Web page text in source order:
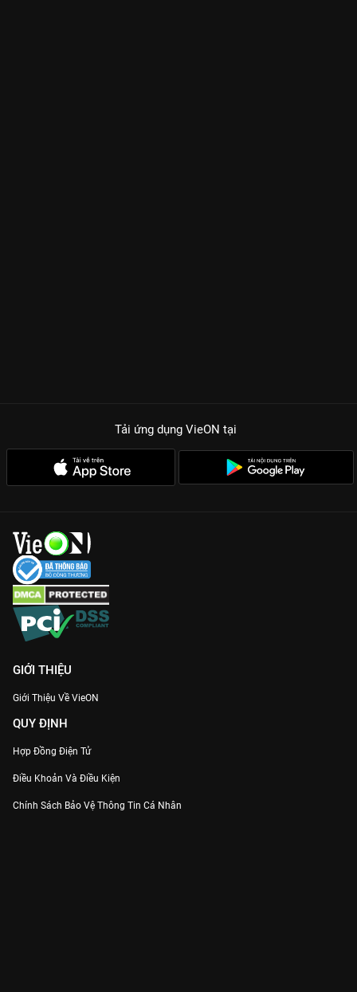
Tải ứng dụng VieON tại
GIỚI THIỆU
Giới Thiệu Về VieON
QUY ĐỊNH
Hợp Đồng Điện Tử
Điều Khoản Và Điều Kiện
Chính Sách Bảo Vệ Thông Tin Cá Nhân